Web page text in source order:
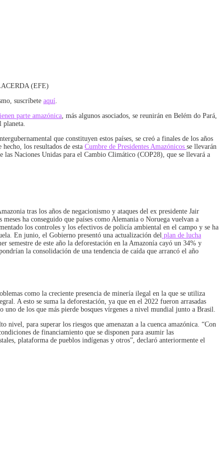
(EFE)
suscríbete aquí
parte amazónica , más algunos asociados, se reunirán en Belém do Pará,
que constituyen estos países, se creó a finales de los años
los resultados de esta Cumbre de Presidentes Amazónicos se llevarán
las Naciones Unidas para el Cambio Climático (COP28), que se llevará a
tras los años de negacionismo y ataques del ex presidente Jair
ha conseguido que países como Alemania o Noruega vuelvan a
los controles y los efectivos de policía ambiental en el campo y se ha
En junio, el Gobierno presentó una actualización del plan de lucha
semestre de este año la deforestación en la Amazonía cayó un 34% y
la consolidación de una tendencia de caída que arrancó el año
como la creciente presencia de minería ilegal en la que se utiliza
A esto se suma la deforestación, ya que en el 2022 fueron arrasadas
uno de los que más pierde bosques vírgenes a nivel mundial junto a Brasil.
para superar los riesgos que amenazan a la cuenca amazónica. “Con
de financiamiento que se disponen para asumir las
plataforma de pueblos indígenas y otros”, declaró anteriormente el